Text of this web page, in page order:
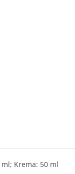
ml; Krema: 50 ml